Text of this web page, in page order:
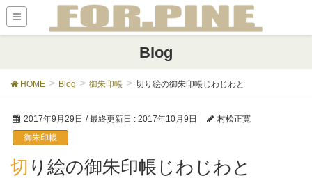
Blog
HOME Blog 御朱印帳 切り絵の御朱印帳じわじわと
2017年9月29日 / 最終更新日 : 2017年10月9日
村松正寛
御朱印帳
切り絵の御朱印帳じわじわと